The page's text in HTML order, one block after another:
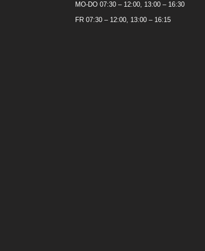
MO-DO 07:30 – 12:00, 13:00 – 16:30
FR 07:30 – 12:00, 13:00 – 16:15